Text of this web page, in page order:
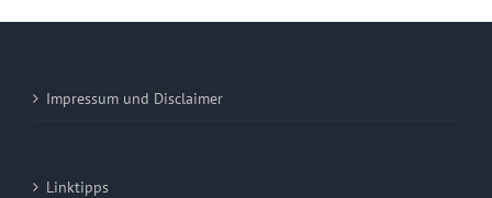
Impressum und Disclaimer
Linktipps